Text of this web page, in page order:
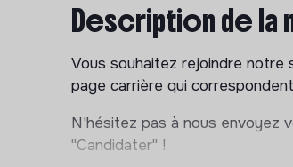
Description de la
Vous souhaitez rejoindre
page carrière qui
N'hésitez pas à nous envoyez
"Candidater" !